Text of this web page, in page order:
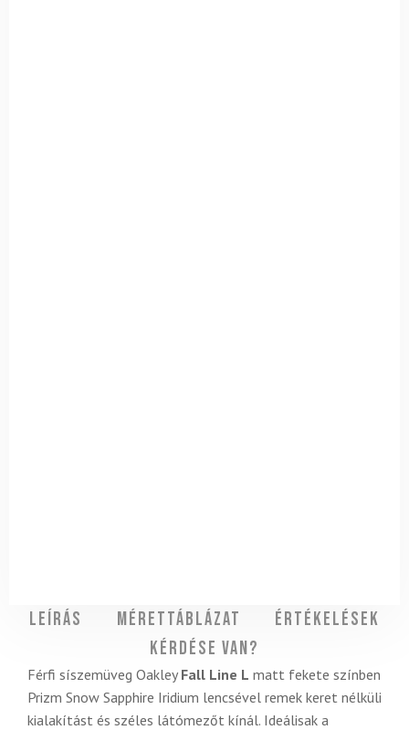
Leírás Mérettáblázat
Értékelések
Kérdése van?
Férfi síszemüveg Oakley Fall Line L matt fekete színben
Prizm Snow Sapphire Iridium lencsével remek keret nélküli
kialakítást és széles látómezőt kínál. Ideálisak a